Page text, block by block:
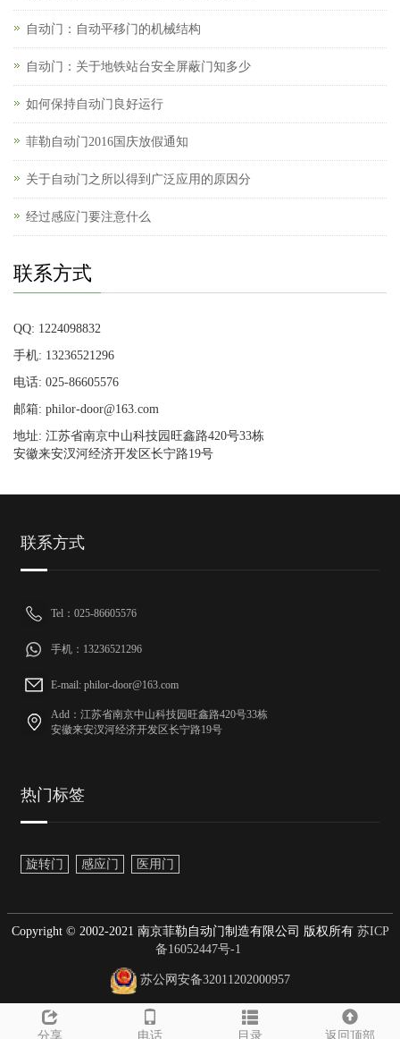
自动门：自动平移门的机械结构
自动门：关于地铁站台安全屏蔽门知多少
如何保持自动门良好运行
菲勒自动门2016国庆放假通知
关于自动门之所以得到广泛应用的原因分
经过感应门要注意什么
联系方式
QQ: 1224098832
手机: 13236521296
电话: 025-86605576
邮箱: philor-door@163.com
地址: 江苏省南京中山科技园旺鑫路420号33栋
安徽来安汊河经济开发区长宁路19号
分享 电话 目录 返回顶部
联系方式
Tel：025-86605576
手机：13236521296
E-mail: philor-door@163.com
Add：江苏省南京中山科技园旺鑫路420号33栋
安徽来安汊河经济开发区长宁路19号
热门标签
旋转门 感应门 医用门
Copyright © 2002-2021 南京菲勒自动门制造有限公司 版权所有苏ICP
备16052447号-1
苏公网安备32011202000957